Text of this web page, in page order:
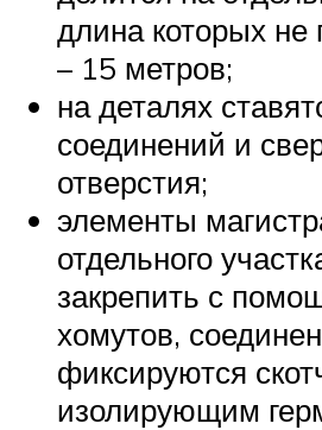
длина которых
– 15 метров;
на деталях
соединений и
отверстия;
элементы
отдельного
закрепить с
хомутов,
фиксируются
изолирующим